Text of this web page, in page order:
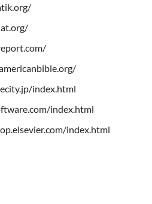
index.html
index.html
index.html